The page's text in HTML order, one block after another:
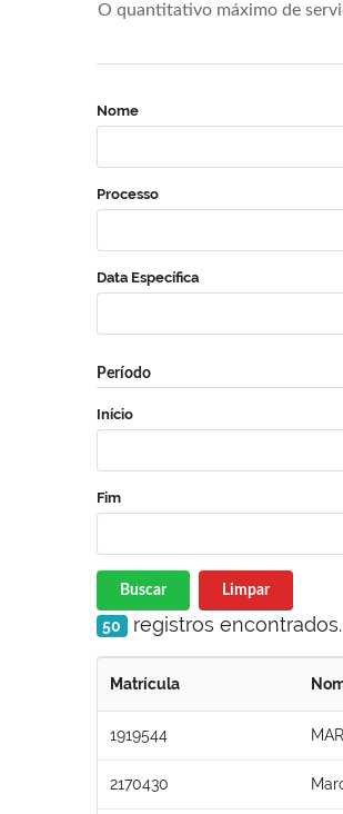
O quantitativo máximo de
Nome
Processo
Data Específica
Período
Início
Fim
Buscar Limpar
50 registros encontrados.
Matrícula
1919544
2170430